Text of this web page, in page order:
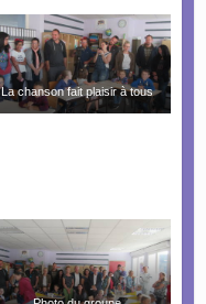
La chanson fait plaisir à tous